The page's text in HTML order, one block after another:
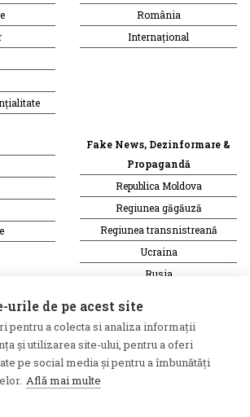
România
Internațional
Fake News, Dezinformare &
Propagandă
Republica Moldova
Regiunea găgăuză
Regiunea transnistreană
Ucraina
Rusia
Reportaj video
Interviu video
urile de pe acest site
pentru a colecta si analiza informații
și utilizarea site-ului, pentru a oferi
pe social media și pentru a îmbunătăți
Află mai multe